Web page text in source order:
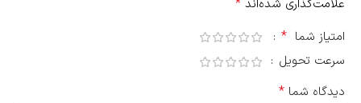
علامت‌گذاری شده‌اند *
امتیاز شما *
سرعت تحویل
دیدگاه شما *